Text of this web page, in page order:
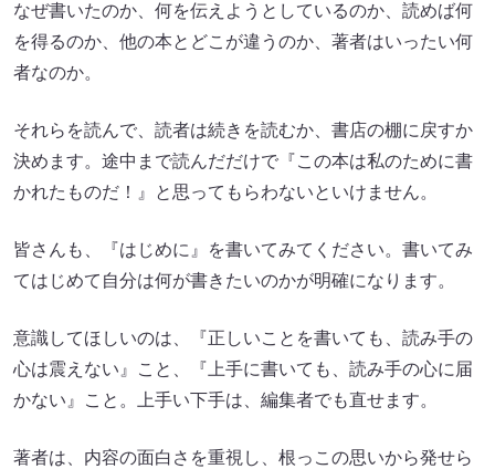
なぜ書いたのか、何を伝えようとしているのか、読めば何
を得るのか、他の本とどこが違うのか、著者はいったい何
者なのか。
それらを読んで、読者は続きを読むか、書店の棚に戻すか
決めます。途中まで読んだだけで『この本は私のために書
かれたものだ！』と思ってもらわないといけません。
皆さんも、『はじめに』を書いてみてください。書いてみ
てはじめて自分は何が書きたいのかが明確になります。
意識してほしいのは、『正しいことを書いても、読み手の
心は震えない』こと、『上手に書いても、読み手の心に届
かない』こと。上手い下手は、編集者でも直せます。
著者は、内容の面白さを重視し、根っこの思いから発せら